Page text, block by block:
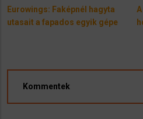
Eurowings: Faképnél hagyta
utasait a fapados egyik gépe
Kommentek